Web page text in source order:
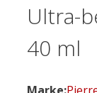
Ultra-
40 ml